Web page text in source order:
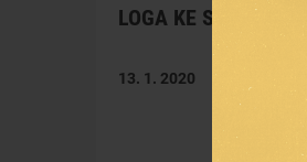
LOGA KE STAŽENÍ
13. 1. 2020